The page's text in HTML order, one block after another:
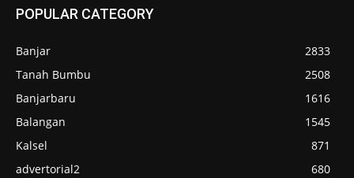
POPULAR CATEGORY
Banjar
2833
Tanah Bumbu
2508
Banjarbaru
1616
Balangan
1545
Kalsel
871
advertorial2
680